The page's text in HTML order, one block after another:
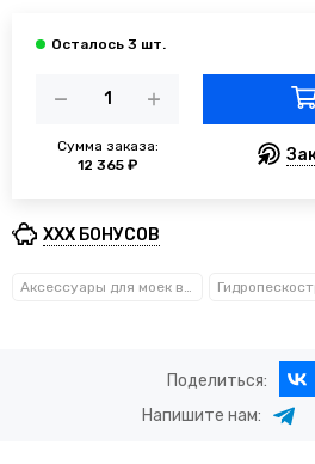
Сумма заказа:
12 365 ₽
XXX БОНУСОВ
Аксессуары для моек высокого давления
Поделиться:
Напишите нам: